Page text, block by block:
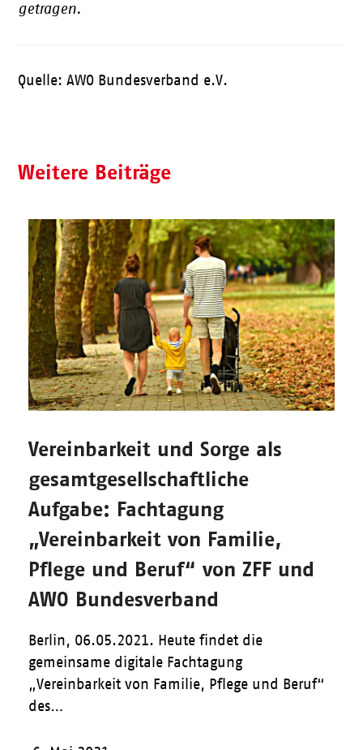
getragen.
Quelle: AWO Bundesverband e.V.
Weitere Beiträge
Vereinbarkeit und Sorge als
gesamtgesellschaftliche
Aufgabe: Fachtagung
„Vereinbarkeit von Familie,
Pflege und Beruf“ von ZFF und
AWO Bundesverband
Berlin, 06.05.2021. Heute findet die
gemeinsame digitale Fachtagung
„Vereinbarkeit von Familie, Pflege und Beruf“
des…